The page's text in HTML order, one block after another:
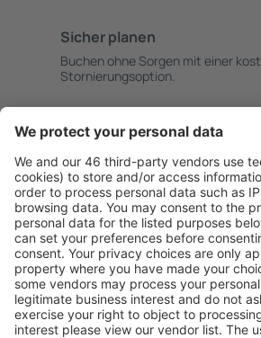
Sicher planen
Buchen ohne Sorgen mit einer
Stornierungsoption.
Attraktive Preise und
Benutzer.
Unterkünfte, die Sie mögen
Wählen Sie aus über 1,3 Millionen
Hütten, Apartments und andere.
Meist gesuchte Unterkünfte